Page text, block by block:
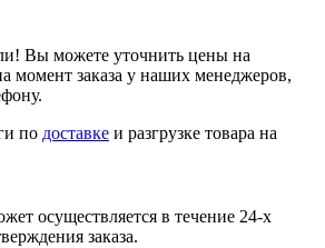
Вы можете уточнить цены на
момент заказа у наших менеджеров,
по доставке и разгрузке товара на
осуществляется в течение 24-х
заказа.